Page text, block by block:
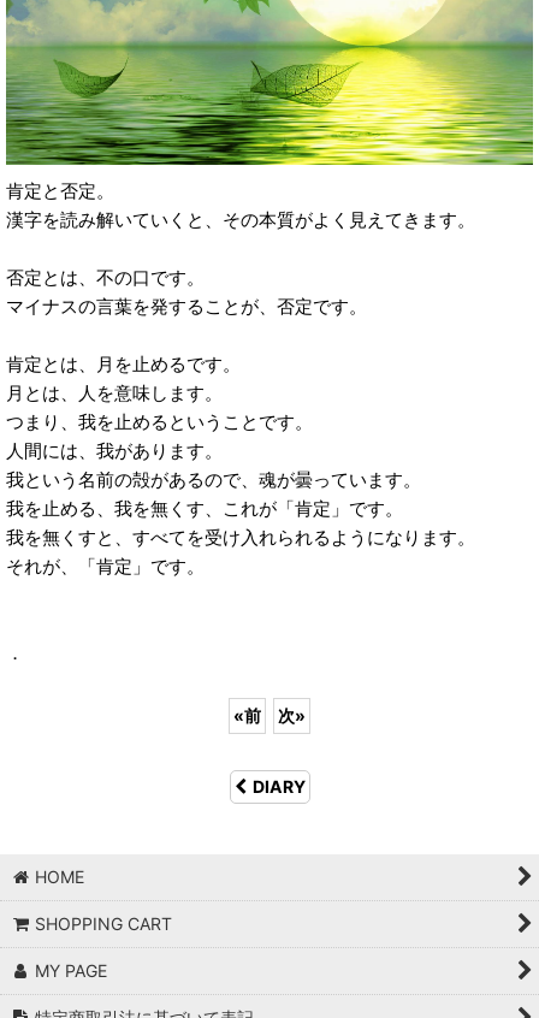
肯定と否定。
漢字を読み解いていくと、その本質がよく見えてきます。
否定とは、不の口です。
マイナスの言葉を発することが、否定です。
肯定とは、月を止めるです。
月とは、人を意味します。
つまり、我を止めるということです。
人間には、我があります。
我という名前の殻があるので、魂が曇っています。
我を止める、我を無くす、これが「肯定」です。
我を無くすと、すべてを受け入れられるようになります。
それが、「肯定」です。
．
«前 次»
DIARY
HOME
SHOPPING CART
MY PAGE